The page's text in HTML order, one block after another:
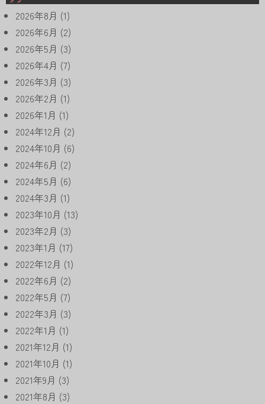
2026年8月 (1)
2026年6月 (2)
2026年5月 (3)
2026年4月 (7)
2026年3月 (3)
2026年2月 (1)
2026年1月 (1)
2024年12月 (2)
2024年10月 (6)
2024年6月 (2)
2024年5月 (6)
2024年3月 (1)
2023年10月 (13)
2023年2月 (3)
2023年1月 (17)
2022年12月 (1)
2022年6月 (2)
2022年5月 (7)
2022年3月 (3)
2022年1月 (1)
2021年12月 (1)
2021年10月 (1)
2021年9月 (3)
2021年8月 (3)